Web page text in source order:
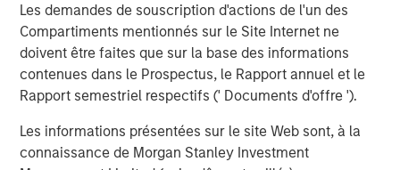
Les demandes de souscription d'actions de l'un des
Compartiments mentionnés sur le Site Internet ne
doivent être faites que sur la base des informations
contenues dans le Prospectus, le Rapport annuel et le
Rapport semestriel respectifs (' Documents d'offre ').
Les informations présentées sur le site Web sont, à la
connaissance de Morgan Stanley Investment
Brian Niles
Managing Director